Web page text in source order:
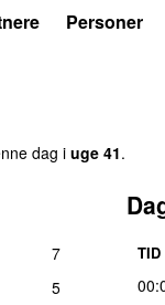
Personer
dag i uge 41.
7
5
TID